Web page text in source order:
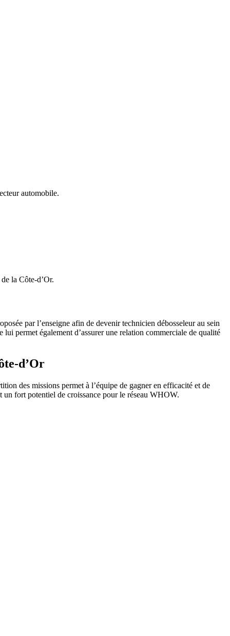
automobile.
la Côte-d’Or.
par l’enseigne afin de devenir technicien débosseleur au sein
permet également d’assurer une relation commerciale de qualité
d’Or
des missions permet à l’équipe de gagner en efficacité et de
fort potentiel de croissance pour le réseau WHOW.